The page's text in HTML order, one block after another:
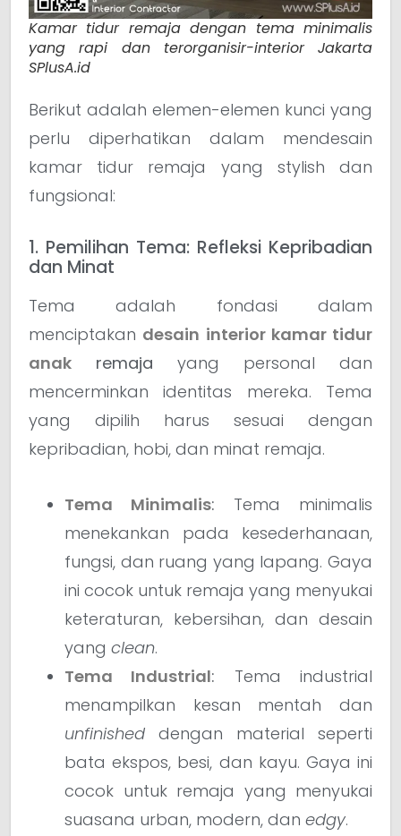
Kamar tidur remaja dengan tema minimalis
yang rapi dan terorganisir-interior Jakarta
SPlusA.id
Berikut adalah elemen-elemen kunci yang
perlu diperhatikan dalam mendesain
kamar tidur remaja yang stylish dan
fungsional:
1. Pemilihan Tema: Refleksi Kepribadian
dan Minat
Tema adalah fondasi dalam
menciptakan desain interior kamar tidur
anak remaja yang personal dan
mencerminkan identitas mereka. Tema
yang dipilih harus sesuai dengan
kepribadian, hobi, dan minat remaja.
Tema Minimalis: Tema minimalis
menekankan pada kesederhanaan,
fungsi, dan ruang yang lapang. Gaya
ini cocok untuk remaja yang menyukai
keteraturan, kebersihan, dan desain
yang clean.
Tema Industrial: Tema industrial
menampilkan kesan mentah dan
unfinished dengan material seperti
bata ekspos, besi, dan kayu. Gaya ini
cocok untuk remaja yang menyukai
suasana urban, modern, dan edgy.